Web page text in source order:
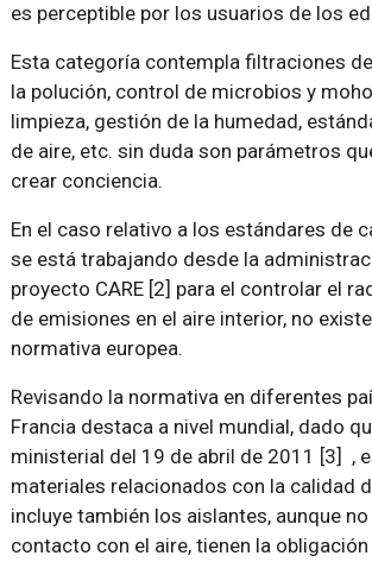
es perceptible por los usuarios de los
Esta categoría contempla filtraciones
la polución, control de microbios y
limpieza, gestión de la humedad,
de aire, etc. sin duda son parámetros
crear conciencia.
En el caso relativo a los estándares de
se está trabajando desde la
proyecto CARE [2] para el controlar el
de emisiones en el aire interior, no
normativa europea.
Revisando la normativa en diferentes
Francia destaca a nivel mundial, dado
ministerial del 19 de abril de 2011 [3] ,
materiales relacionados con la calidad
incluye también los aislantes, aunque
contacto con el aire, tienen la